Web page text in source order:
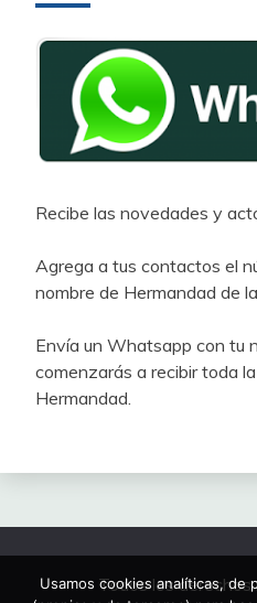
Recibe las novedades y
Agrega a tus contactos el
nombre de Hermandad de
Envía un Whatsapp con tu
comenzarás a recibir toda
Hermandad.
Todos los
Usamos cookies analíticas, de